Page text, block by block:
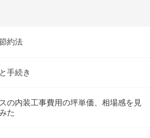
約法
手続き
の内装工事費用の坪単価、相場感を見
た